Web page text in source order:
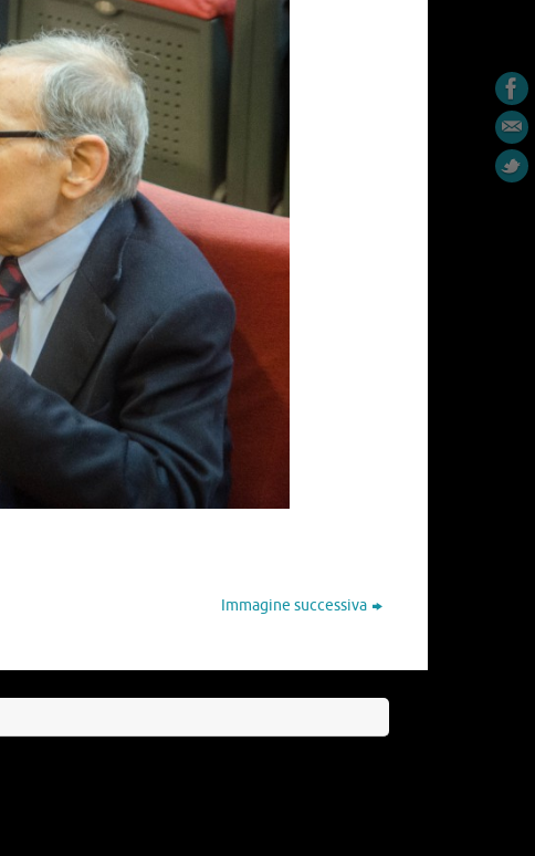
Immagine successiva